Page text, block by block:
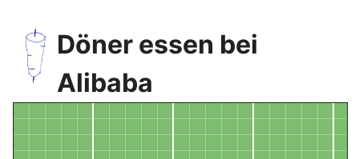
Döner essen bei
Alibaba